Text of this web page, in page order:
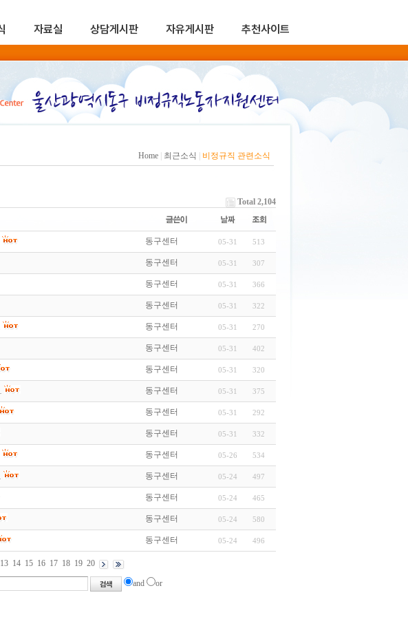
자료실 상담게시판 자유게시판 추천사이트
Home 최근소식 비정규직 관련소식
Total 2,104
동구센터 05-31 513
동구센터 05-31 307
동구센터 05-31 366
동구센터 05-31 322
동구센터 05-31 270
동구센터 05-31 402
동구센터 05-31 320
동구센터 05-31 375
동구센터 05-31 292
동구센터 05-31 332
동구센터 05-26 534
동구센터 05-24 497
동구센터 05-24 465
동구센터 05-24 580
동구센터 05-24 496
13 14 15 16 17 18 19 20
and or